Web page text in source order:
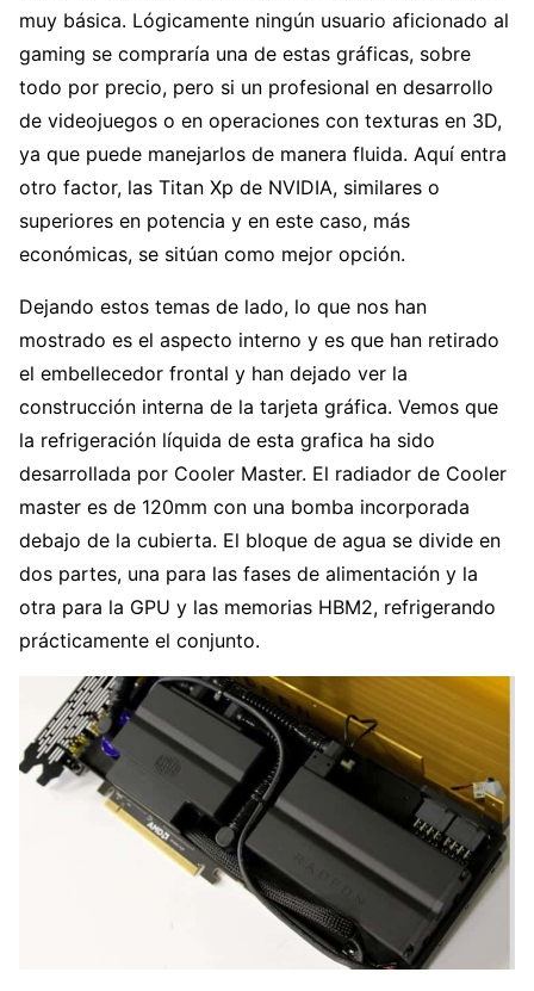
muy básica. Lógicamente ningún usuario aficionado al
gaming se compraría una de estas gráficas, sobre
todo por precio, pero si un profesional en desarrollo
de videojuegos o en operaciones con texturas en 3D,
ya que puede manejarlos de manera fluida. Aquí entra
otro factor, las Titan Xp de NVIDIA, similares o
superiores en potencia y en este caso, más
económicas, se sitúan como mejor opción.
Dejando estos temas de lado, lo que nos han
mostrado es el aspecto interno y es que han retirado
el embellecedor frontal y han dejado ver la
construcción interna de la tarjeta gráfica. Vemos que
la refrigeración líquida de esta grafica ha sido
desarrollada por Cooler Master. El radiador de Cooler
master es de 120mm con una bomba incorporada
debajo de la cubierta. El bloque de agua se divide en
dos partes, una para las fases de alimentación y la
otra para la GPU y las memorias HBM2, refrigerando
prácticamente el conjunto.